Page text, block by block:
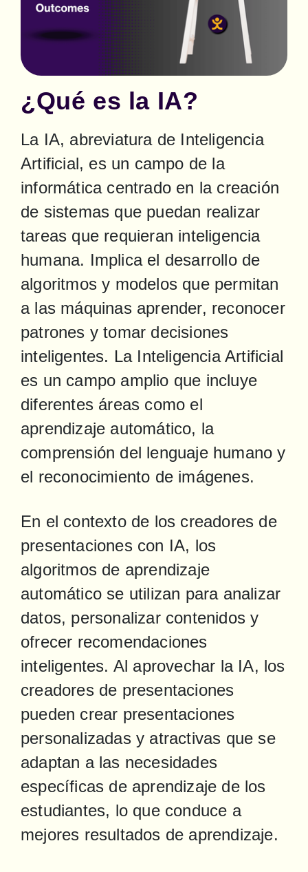
¿Qué es la IA?
La IA, abreviatura de Inteligencia
Artificial, es un campo de la
informática centrado en la creación
de sistemas que puedan realizar
tareas que requieran inteligencia
humana. Implica el desarrollo de
algoritmos y modelos que permitan
a las máquinas aprender, reconocer
patrones y tomar decisiones
inteligentes. La Inteligencia Artificial
es un campo amplio que incluye
diferentes áreas como el
aprendizaje automático, la
comprensión del lenguaje humano y
el reconocimiento de imágenes.
En el contexto de los creadores de
presentaciones con IA, los
algoritmos de aprendizaje
automático se utilizan para analizar
datos, personalizar contenidos y
ofrecer recomendaciones
inteligentes. Al aprovechar la IA, los
creadores de presentaciones
pueden crear presentaciones
personalizadas y atractivas que se
adaptan a las necesidades
específicas de aprendizaje de los
estudiantes, lo que conduce a
mejores resultados de aprendizaje.